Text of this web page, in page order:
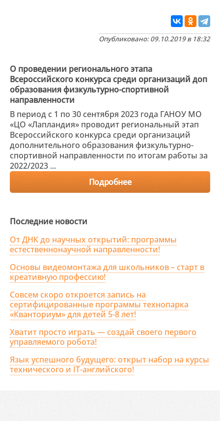
Опубликовано: 09.10.2019 в 18:32
О проведении регионального этапа
Всероссийского конкурса среди организаций доп
образования физкультурно-спортивной
направленности
В период с 1 по 30 сентября 2023 года ГАНОУ МО
«ЦО «Лапландия» проводит региональный этап
Всероссийского конкурса среди организаций
дополнительного образования физкультурно-
спортивной направленности по итогам работы за
2022/2023 ...
Подробнее
Последние новости
От ДНК до научных открытий: программы
естественнонаучной направленности!
Основы видеомонтажа для школьников – старт в
креативную профессию!
Совсем скоро откроется запись на
сертифицированные программы технопарка
«Кванториум» для детей 5-8 лет!
Хватит просто играть — создай своего первого
управляемого робота!
Язык успешного будущего: открыт набор на курсы
технического и IT-английского!